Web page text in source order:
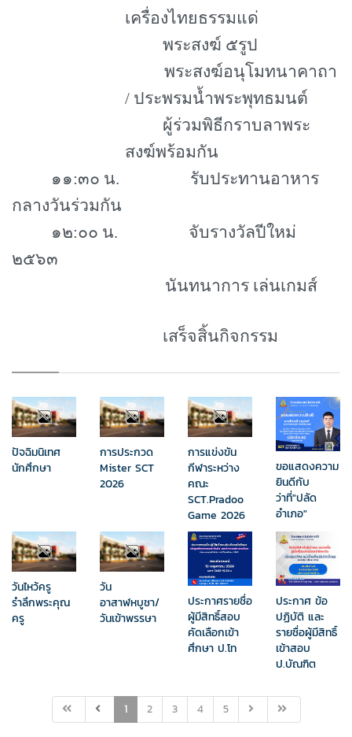
เครื่องไทยธรรมแด่
พระสงฆ์ ๕รูป
พระสงฆ์อนุโมทนาคาถา
/ ประพรมน้ำพระพุทธมนต์
ผู้ร่วมพิธีกราบลาพระ
สงฆ์พร้อมกัน
๑๑:๓๐ น. รับประทานอาหาร
กลางวันร่วมกัน
๑๒:๐๐ น. จับรางวัลปีใหม่
๒๕๖๓
นันทนาการ เล่นเกมส์
เสร็จสิ้นกิจกรรม
ปัจฉิมนิเทศ
นักศึกษา
การประกวด
Mister SCT
2026
การแข่งขัน
กีฬาระหว่าง
คณะ
SCT.Pradoo
Game 2026
ขอแสดงความ
ยินดีกับ
ว่าที่"ปลัด
อำเภอ"
วันไหว้ครู
รำลึกพระคุณ
ครู
วัน
อาสาฬหบูชา/
วันเข้าพรรษา
ประกาศรายชื่อ
ผู้มีสิทธิ์สอบ
คัดเลือกเข้า
ศึกษา ป.โท
ประกาศ ข้อ
ปฏิบัติ และ
รายชื่อผู้มีสิทธิ์
เข้าสอบ​
ป.บัณฑิต
1 2 3 4 5